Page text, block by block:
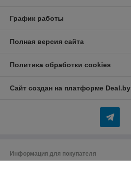
График работы
Полная версия сайта
Политика обработки cookies
Сайт создан на платформе Deal.by
Информация для покупателя